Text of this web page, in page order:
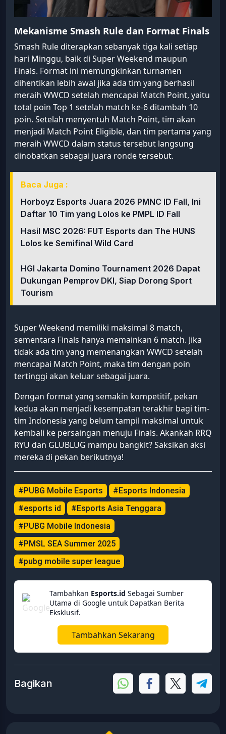
Mekanisme Smash Rule dan Format Finals
Smash Rule diterapkan sebanyak tiga kali setiap
hari Minggu, baik di Super Weekend maupun
Finals. Format ini memungkinkan turnamen
dihentikan lebih awal jika ada tim yang berhasil
meraih WWCD setelah mencapai Match Point, yaitu
total poin Top 1 setelah match ke-6 ditambah 10
poin. Setelah menyentuh Match Point, tim akan
menjadi Match Point Eligible, dan tim pertama yang
meraih WWCD dalam status tersebut langsung
dinobatkan sebagai juara ronde tersebut.
Baca Juga :
Horboyz Esports Juara 2026 PMNC ID Fall, Ini
Daftar 10 Tim yang Lolos ke PMPL ID Fall
Hasil MSC 2026: FUT Esports dan The HUNS
Lolos ke Semifinal Wild Card
HGI Jakarta Domino Tournament 2026 Dapat
Dukungan Pemprov DKI, Siap Dorong Sport
Tourism
Super Weekend memiliki maksimal 8 match,
sementara Finals hanya memainkan 6 match. Jika
tidak ada tim yang memenangkan WWCD setelah
mencapai Match Point, maka tim dengan poin
tertinggi akan keluar sebagai juara.
Dengan format yang semakin kompetitif, pekan
kedua akan menjadi kesempatan terakhir bagi tim-
tim Indonesia yang belum tampil maksimal untuk
kembali ke persaingan menuju Finals. Akankah RRQ
RYU dan GLUBLUG mampu bangkit? Saksikan aksi
mereka di pekan berikutnya!
#PUBG Mobile Esports
#Esports Indonesia
#esports id
#Esports Asia Tenggara
#PUBG Mobile Indonesia
#PMSL SEA Summer 2025
#pubg mobile super league
Tambahkan Esports.id Sebagai Sumber
Utama di Google untuk Dapatkan Berita
Eksklusif.
Tambahkan Sekarang
Bagikan